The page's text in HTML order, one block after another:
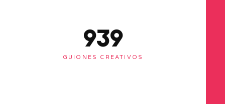
943
GUIONES CREATIVOS